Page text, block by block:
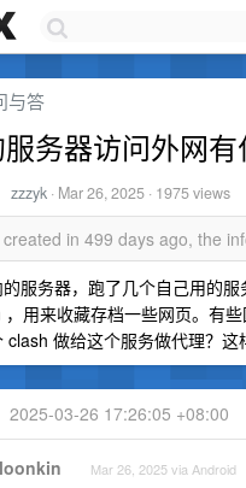
与答
务器访问外网有
zzzyk · Mar 26, 2025 · 1975 views
in 499 days ago, the
服务器，跑了几个自己用的
，用来收藏存档一些网页。有
clash 做给这个服务做代理？这
2025-03-26 17:26:05 +08:00
Mar 26, 2025 via Android